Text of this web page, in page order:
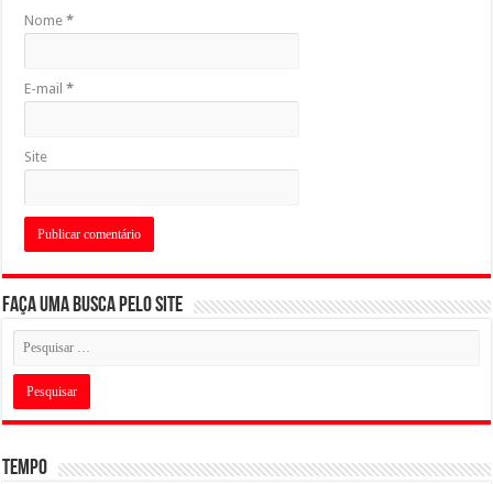
Nome*
E-mail*
Site
Faça uma busca pelo Site
Tempo